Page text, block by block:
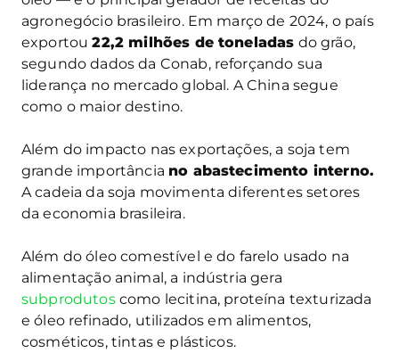
agronegócio brasileiro. Em março de 2024, o país
exportou22,2 milhões de toneladas do grão,
segundo dados da Conab, reforçando sua
liderança no mercado global. A China segue
como o maior destino.
Além do impacto nas exportações, a soja tem
grande importância no abastecimento interno.
A cadeia da soja movimenta diferentes setores
da economia brasileira.
Além do óleo comestível e do farelo usado na
alimentação animal, a indústria gera
subprodutoscomo lecitina, proteína texturizada
e óleo refinado, utilizados em alimentos,
cosméticos, tintas e plásticos.